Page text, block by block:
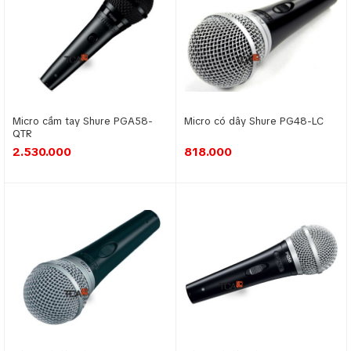
chuyên dụng cho các dàn âm thanh. Ưu điểm của của micro
karaoke là chất lượng tốt và có tính phổ biến cao. Bởi là dòng
Không những thế, micro karaoke còn có thể lọc được tạp âm,
Âm thanh karaoke
Phân loại Micro karaoke
Micro dùng để hát karaoke có hai dòng sản phẩm để bạn lựa
chọn là micro có dây và micro không dây.
Micro cầm tay Shure PGA58-
QTR
2.530.000
Micro có dây Shure PG48-LC
818.000